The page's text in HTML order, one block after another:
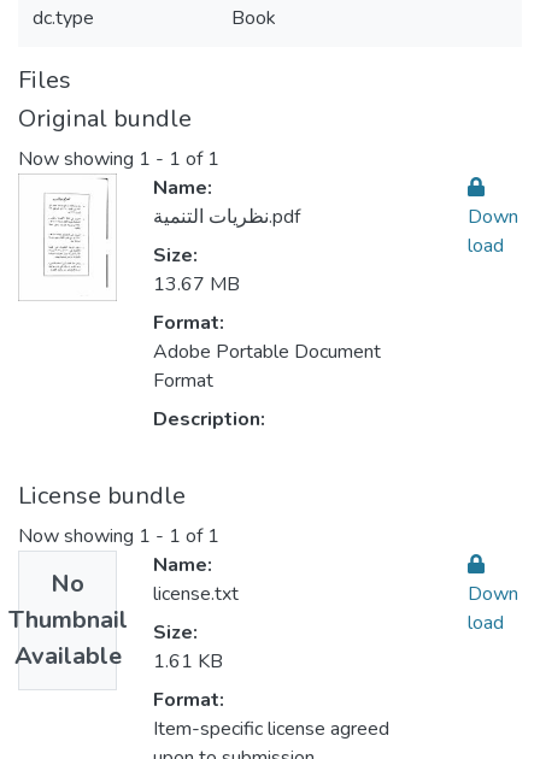
dc.type Book
Files
Original bundle
Now showing 1 - 1 of 1
Name:
نظريات التنمية.pdf
Size:
13.67 MB
Format:
Adobe Portable Document
Format
Description:
Down
load
License bundle
Now showing 1 - 1 of 1
No
Thumbnail
Available
Name:
license.txt
Size:
1.61 KB
Format:
Item-specific license agreed
Down
load